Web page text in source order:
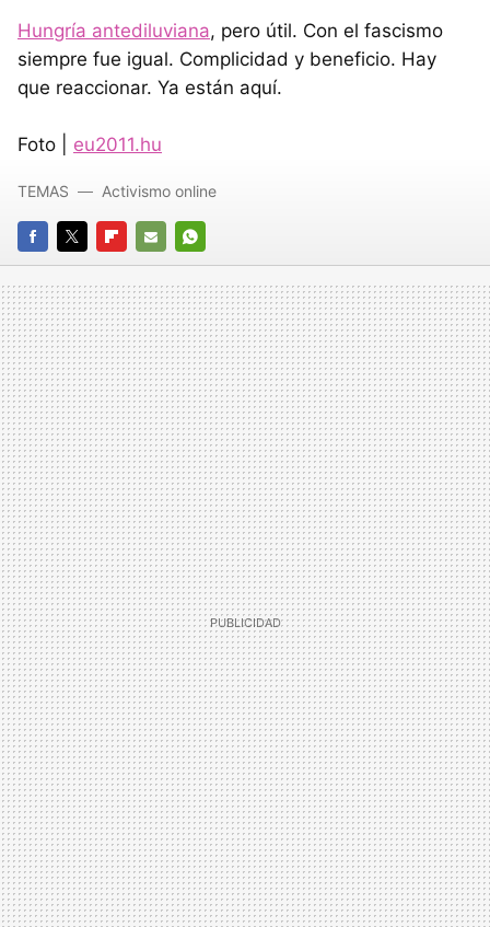
Hungría antediluviana, pero útil. Con el fascismo
siempre fue igual. Complicidad y beneficio. Hay
que reaccionar. Ya están aquí.
Foto | eu2011.hu
FACEBOOK
TWITTERFLIPBOARD
E-
MAIL
WHATSAPP
TEMAS Activismo online